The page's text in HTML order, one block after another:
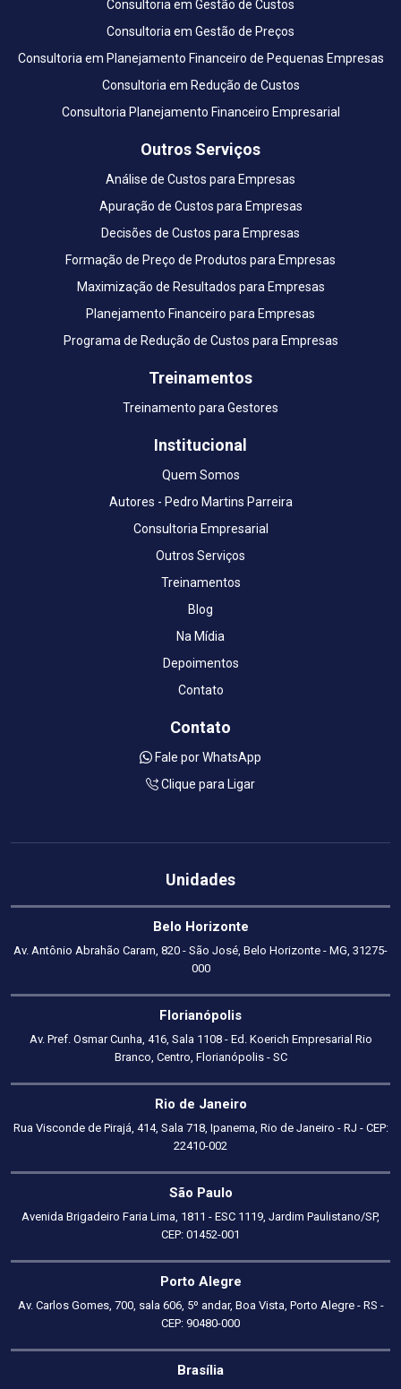
Consultoria em Gestão de Custos
Consultoria em Gestão de Preços
Consultoria em Planejamento Financeiro de Pequenas Empresas
Consultoria em Redução de Custos
Consultoria Planejamento Financeiro Empresarial
Outros Serviços
Análise de Custos para Empresas
Apuração de Custos para Empresas
Decisões de Custos para Empresas
Formação de Preço de Produtos para Empresas
Maximização de Resultados para Empresas
Planejamento Financeiro para Empresas
Programa de Redução de Custos para Empresas
Treinamentos
Treinamento para Gestores
Institucional
Quem Somos
Autores - Pedro Martins Parreira
Consultoria Empresarial
Outros Serviços
Treinamentos
Blog
Na Mídia
Depoimentos
Contato
Contato
Fale por WhatsApp
Clique para Ligar
Unidades
Belo Horizonte
Av. Antônio Abrahão Caram, 820 - São José, Belo Horizonte - MG, 31275-
000
Florianópolis
Av. Pref. Osmar Cunha, 416, Sala 1108 - Ed. Koerich Empresarial Rio
Branco, Centro, Florianópolis - SC
Rio de Janeiro
Rua Visconde de Pirajá, 414, Sala 718, Ipanema, Rio de Janeiro - RJ - CEP:
22410-002
São Paulo
Avenida Brigadeiro Faria Lima, 1811 - ESC 1119, Jardim Paulistano/SP,
CEP: 01452-001
Porto Alegre
Av. Carlos Gomes, 700, sala 606, 5º andar, Boa Vista, Porto Alegre - RS -
CEP: 90480-000
Brasília